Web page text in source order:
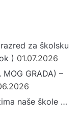
za školsku
) 01.07.2026
MOG GRADA) –
naše škole …